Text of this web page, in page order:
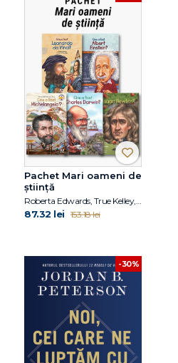
Pachet Mari oameni de
știință
Roberta Edwards, True Kelley, Jess M. Brallier, Robert Andrew Parker, Kirsten Anderson, Deborah Hopkinson, Janet B. Pascal, Tim Foley
87.32 lei 153.18 lei
-30%